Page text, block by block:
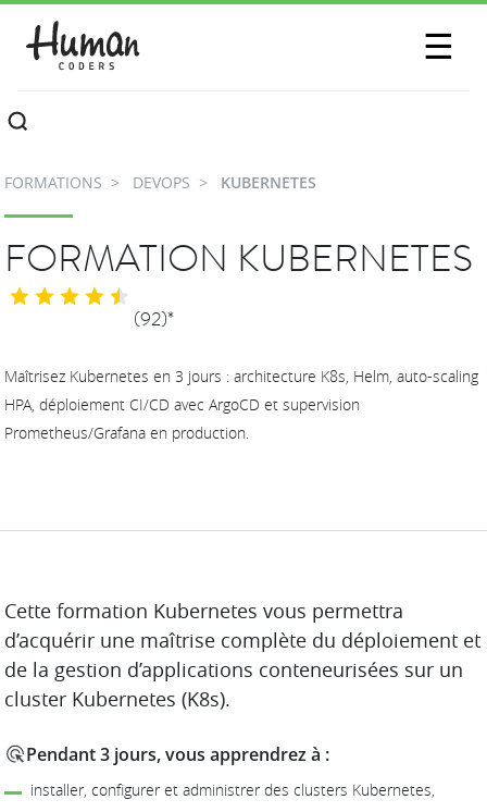
☰
CONTACTEZ-NOUS
FORMATIONS DEVOPS KUBERNETES
FORMATION KUBERNETES
(92)*
Maîtrisez Kubernetes en 3 jours : architecture K8s, Helm, auto-scaling
HPA, déploiement CI/CD avec ArgoCD et supervision
Prometheus/Grafana en production.
DESCRIPTION
Cette formation Kubernetes vous permettra
d’acquérir une maîtrise complète du déploiement et
de la gestion d’applications conteneurisées sur un
cluster Kubernetes (K8s).
Pendant 3 jours, vous apprendrez à :
installer, configurer et administrer des clusters Kubernetes,